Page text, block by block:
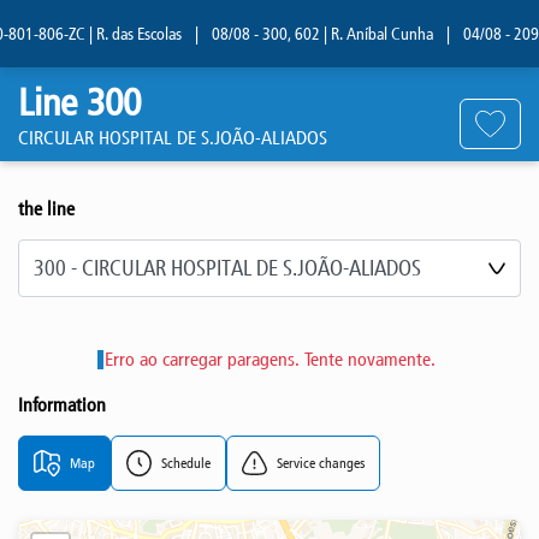
806-ZC | R. das Escolas | 08/08 - 300, 602 | R. Aníbal Cunha | 04/08 - 209 |
Line 300
CIRCULAR HOSPITAL DE S.JOÃO-ALIADOS
the line
Erro ao carregar paragens. Tente novamente.
Information
Map Schedule Service changes